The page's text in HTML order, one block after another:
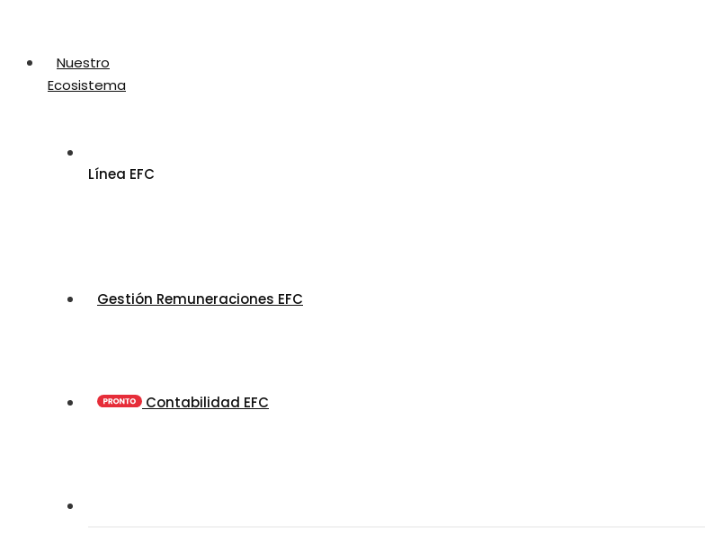
Nuestro
Ecosistema
Línea EFC
Gestión Remuneraciones EFC
Contabilidad EFC